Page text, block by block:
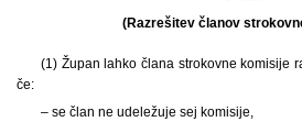
(Razrešitev članov
(1) Župan lahko člana strokovne komisije
če:
– se član ne udeležuje sej komisije,